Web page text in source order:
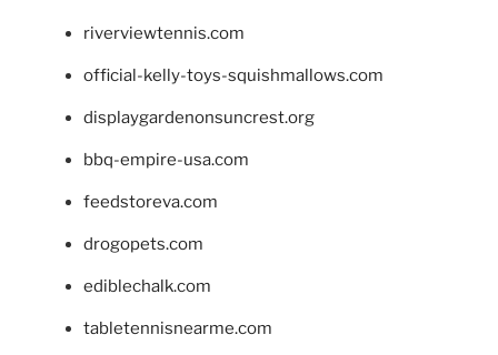
riverviewtennis.com
official-kelly-toys-squishmallows.com
displaygardenonsuncrest.org
bbq-empire-usa.com
feedstoreva.com
drogopets.com
ediblechalk.com
tabletennisnearme.com